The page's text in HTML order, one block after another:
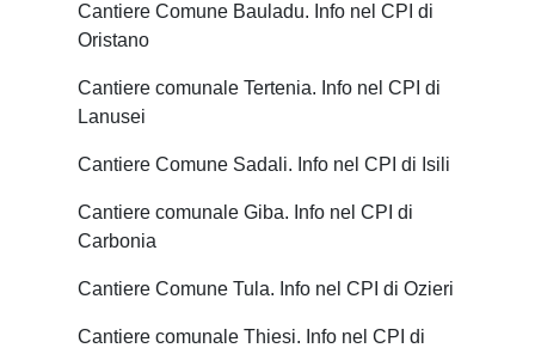
Cantiere Comune Bauladu. Info nel CPI di
Oristano
Cantiere comunale Tertenia. Info nel CPI di
Lanusei
Cantiere Comune Sadali. Info nel CPI di Isili
Cantiere comunale Giba. Info nel CPI di
Carbonia
Cantiere Comune Tula. Info nel CPI di Ozieri
Cantiere comunale Thiesi. Info nel CPI di